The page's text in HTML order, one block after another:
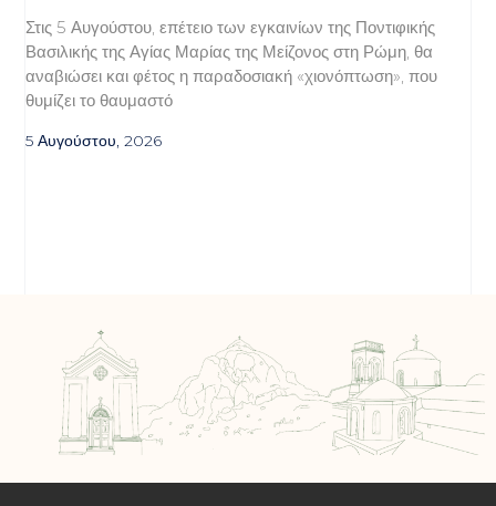
Στις 5 Αυγούστου, επέτειο των εγκαινίων της Ποντιφικής
Βασιλικής της Αγίας Μαρίας της Μείζονος στη Ρώμη, θα
αναβιώσει και φέτος η παραδοσιακή «χιονόπτωση», που
θυμίζει το θαυμαστό
5 Αυγούστου, 2026